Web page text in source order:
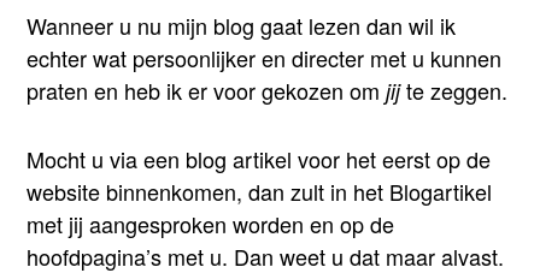
Wanneer u nu mijn blog gaat lezen dan wil ik
echter wat persoonlijker en directer met u kunnen
praten en heb ik er voor gekozen omjijte zeggen.
Mocht u via een blog artikel voor het eerst op de
website binnenkomen, dan zult in het Blogartikel
met jij aangesproken worden en op de
hoofdpagina’s met u. Dan weet u dat maar alvast.